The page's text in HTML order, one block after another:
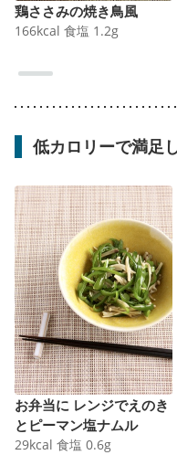
鶏ささみの焼き鳥風
166kcal 食塩 1.2g
低カロリーで満足
お弁当に レンジでえのき
とピーマン塩ナムル
29kcal 食塩 0.6g